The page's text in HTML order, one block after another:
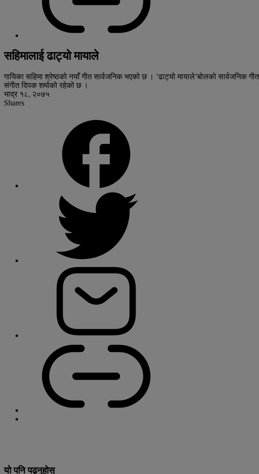
सहिमालाई ढाट्यो मायाले
गायिका सहिमा श्रेष्ठको नयाँ गीत सार्वजनिक भएको छ । ‘ढाट्यो मायाले’बोलको सार्वजनिक
संगीत दिपक शर्माको रहेको छ ।
भाद्र १८, २०७५
Shares
यो पनि पढ्नुहोस्